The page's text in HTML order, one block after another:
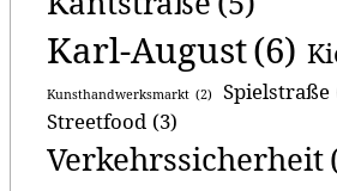
Karl-August(6)
Kunsthandwerksmarkt (2) Spielstraße
Streetfood (3)
Verkehrssicherheit